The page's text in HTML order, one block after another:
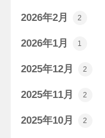
2026年2月 2
2026年1月 1
2025年12月 2
2025年11月 2
2025年10月 2